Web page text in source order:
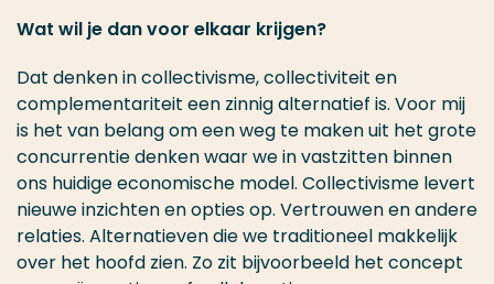
Wat wil je dan voor elkaar krijgen?
Dat denken in collectivisme, collectiviteit en
complementariteit een zinnig alternatief is. Voor mij
is het van belang om een weg te maken uit het grote
concurrentie denken waar we in vastzitten binnen
ons huidige economische model. Collectivisme levert
nieuwe inzichten en opties op. Vertrouwen en andere
relaties. Alternatieven die we traditioneel makkelijk
over het hoofd zien. Zo zit bijvoorbeeld het concept